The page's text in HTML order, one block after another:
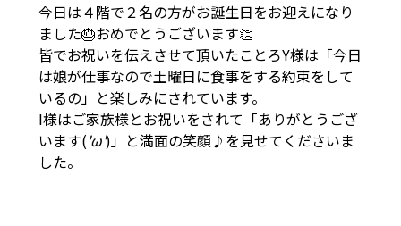
今日は４階で２名の方がお誕生日をお迎えになり
ました🎂おめでとうございます👏
皆でお祝いを伝えさせて頂いたことろY様は「今日
は娘が仕事なので土曜日に食事をする約束をして
いるの」と楽しみにされています。
I様はご家族様とお祝いをされて「ありがとうござ
います('ω')」と満面の笑顔♪を見せてくださいま
した。